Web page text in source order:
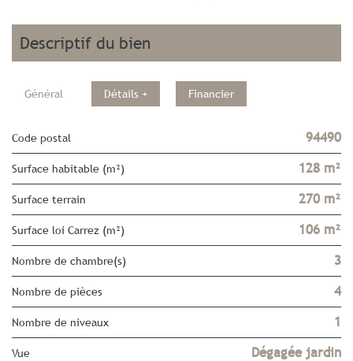
descriptif du bien
Général Détails + Financier
Code postal 94490
Surface habitable (m²) 128 m²
surface terrain 270 m²
Surface loi Carrez (m²) 106 m²
Nombre de chambre(s) 3
Nombre de pièces 4
Nombre de niveaux 1
Vue Dégagée jardin